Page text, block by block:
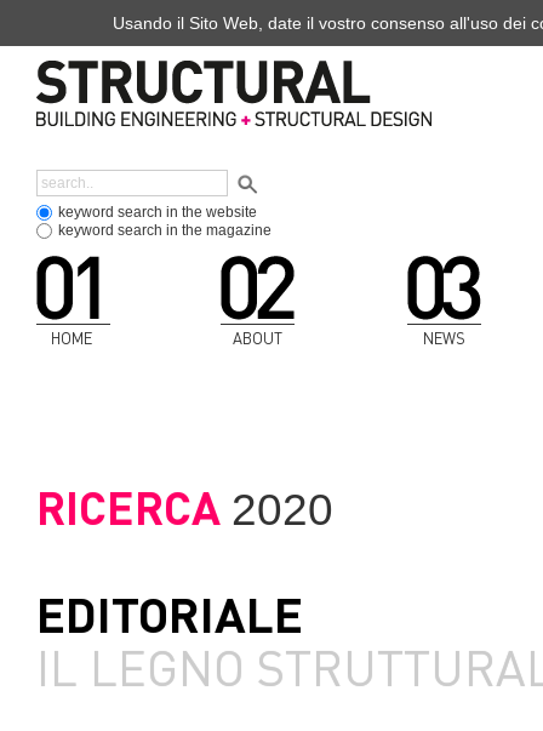
keyword search in the website
keyword search in the magazine
HOME ABOUT NEWS
RICERCA 2020
EDITORIALE
IL LEGNO
Usando il Sito Web, date il vostro consenso all'uso